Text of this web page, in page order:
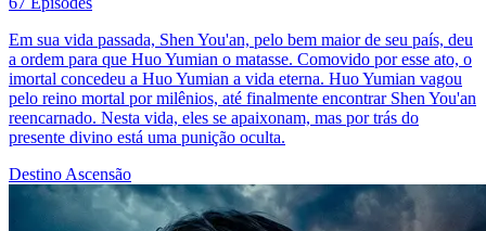
Em sua vida passada, Shen You'an, pelo bem maior de seu país, deu
a ordem para que Huo Yumian o matasse. Comovido por esse ato, o
imortal concedeu a Huo Yumian a vida eterna. Huo Yumian vagou
pelo reino mortal por milênios, até finalmente encontrar Shen You'an
reencarnado. Nesta vida, eles se apaixonam, mas por trás do
presente divino está uma punição oculta.
Destino Ascensão